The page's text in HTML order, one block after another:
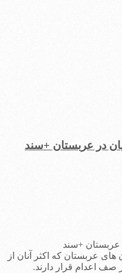
در عربستان +سند
عربستان +سند
عربستان که اکثر آنان از
اعدام قرار دارند.